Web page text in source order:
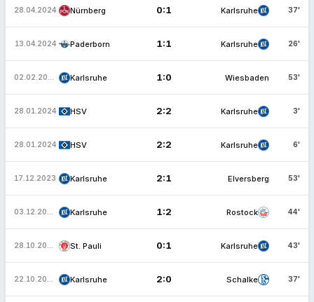
28.04.2024 Nürnberg 0:1 Karlsruhe 37'
13.04.2024 Paderborn 1:1 Karlsruhe 26'
Karlsruhe 1:0 Wiesbaden 53'
28.01.2024 HSV 2:2 Karlsruhe 3'
28.01.2024 HSV 2:2 Karlsruhe 6'
17.12.2023 Karlsruhe 2:1 Elversberg 53'
Karlsruhe 1:2 Rostock 44'
St. Pauli 0:1 Karlsruhe 43'
Karlsruhe 2:0 Schalke 37'